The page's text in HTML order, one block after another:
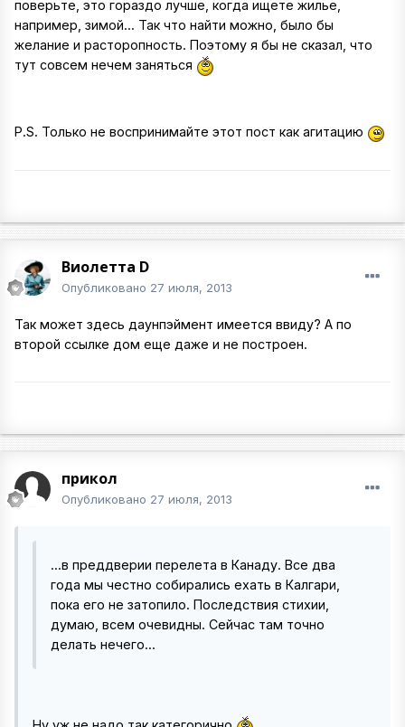
поверьте, это гораздо лучше, когда ищете жилье,
например, зимой... Так что найти можно, было бы
желание и расторопность. Поэтому я бы не сказал, что
тут совсем нечем заняться
P.S. Только не воспринимайте этот пост как агитацию
Виолетта D
Опубликовано 27 июля, 2013
Так может здесь даунпэймент имеется ввиду? А по
второй ссылке дом еще даже и не построен.
прикол
Опубликовано 27 июля, 2013
...в преддверии перелета в Канаду. Все два
года мы честно собирались ехать в Калгари,
пока его не затопило. Последствия стихии,
думаю, всем очевидны. Сейчас там точно
делать нечего...